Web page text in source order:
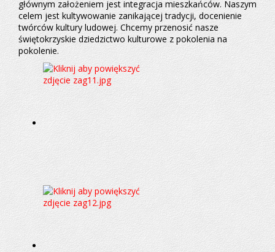
głównym założeniem jest integracja mieszkańców. Naszym
celem jest kultywowanie zanikającej tradycji, docenienie
twórców kultury ludowej. Chcemy przenosić nasze
świętokrzyskie dziedzictwo kulturowe z pokolenia na
pokolenie.